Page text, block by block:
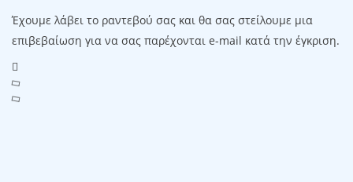
Έχουμε λάβει το ραντεβού σας και θα σας στείλουμε μια
επιβεβαίωση για να σας παρέχονται e-mail κατά την έγκριση.